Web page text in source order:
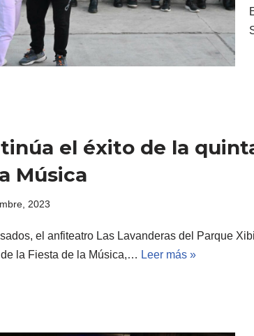
el éxito de la
Música
2023
el anfiteatro Las Lavanderas del Parque
la Fiesta de la Música,… Leer más »